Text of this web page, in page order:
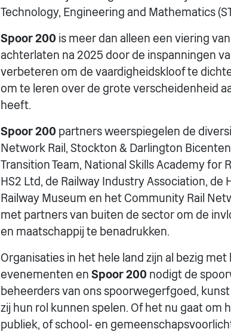
Technology, Engineering and Mathematics
Spoor 200 is meer dan alleen een viering
achterlaten na 2025 door de inspanningen
verbeteren om de vaardigheidskloof te
om te leren over de grote verscheidenheid
heeft.
Spoor 200 partners weerspiegelen de
Network Rail, Stockton & Darlington
Transition Team, National Skills Academy for
HS2 Ltd, de Railway Industry Association, de
Railway Museum en het Community Rail
met partners van buiten de sector om de
en maatschappij te benadrukken.
Organisaties in het hele land zijn al bezig
evenementen en Spoor 200 nodigt de
beheerders van ons spoorwegerfgoed,
zij hun rol kunnen spelen. Of het nu gaat
publiek, of school- en